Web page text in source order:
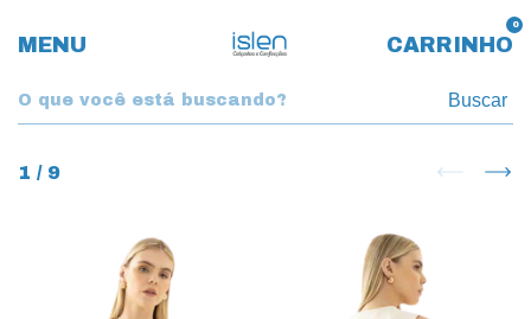
MENU CARRINHO
0
Buscar
1 / 9